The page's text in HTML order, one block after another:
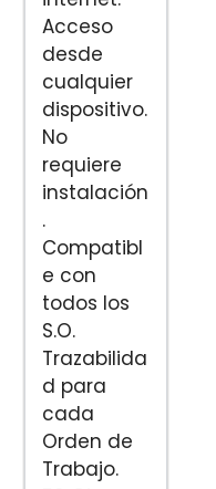
Acceso
desde
cualquier
dispositivo.
No
requiere
instalación
.
Compatibl
e con
todos los
S.O.
Trazabilida
d para
cada
Orden de
Trabajo.